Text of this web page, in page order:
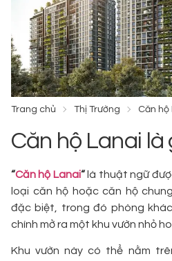
Trang chủ Thị Trường Căn hộ
Căn hộ Lanai là
“Căn hộ Lanai“là thuật ngữ
loại căn hộ hoặc căn hộ
đặc biệt, trong đó phòng
chính mở ra một khu vườn nhỏ
Khu vườn này có thể nằm